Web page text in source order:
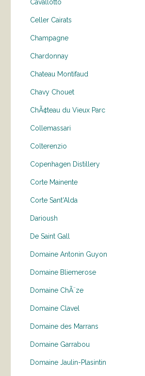
Cavallotto
Celler Cairats
Champagne
Chardonnay
Chateau Montifaud
Chavy Chouet
ChÃ¢teau du Vieux Parc
Collemassari
Colterenzio
Copenhagen Distillery
Corte Mainente
Corte Sant'Alda
Darioush
De Saint Gall
Domaine Antonin Guyon
Domaine Bliemerose
Domaine ChÃ¨ze
Domaine Clavel
Domaine des Marrans
Domaine Garrabou
Domaine Jaulin-Plasintin